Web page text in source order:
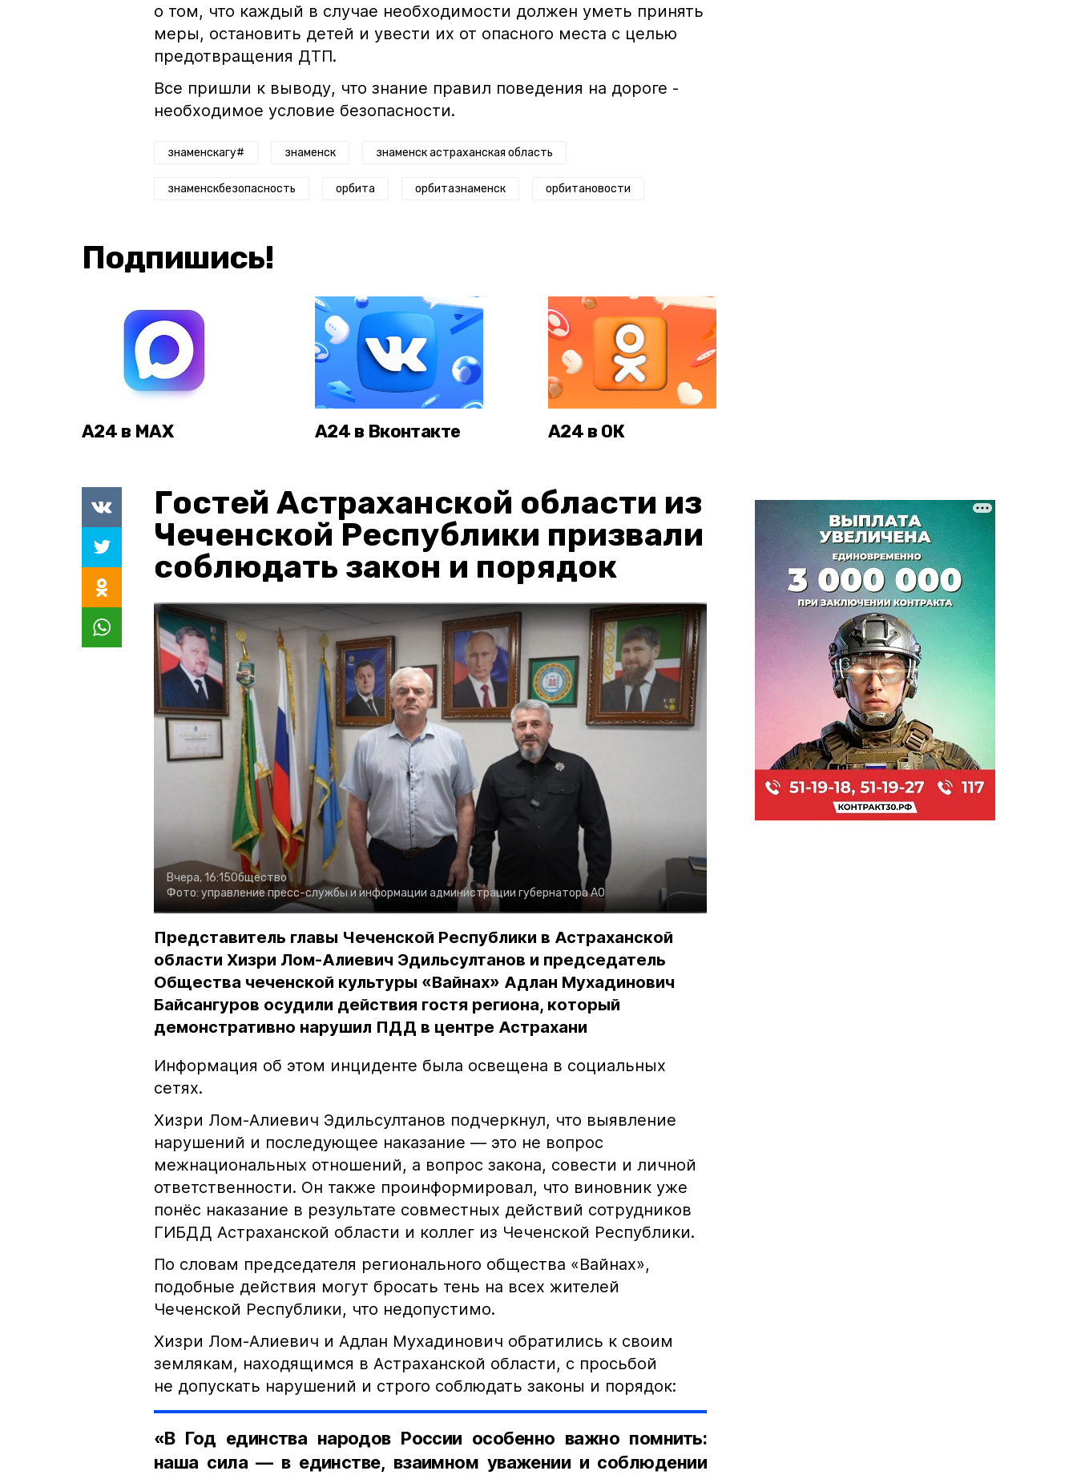
о том, что каждый в случае необходимости должен уметь принять
меры, остановить детей и увести их от опасного места с целью
предотвращения ДТП.
Все пришли к выводу, что знание правил поведения на дороге -
необходимое условие безопасности.
знаменскагу# знаменск знаменск астраханская область
знаменскбезопасность орбита орбитазнаменск орбитановости
Подпишись!
А24 в MAX А24 в Вконтакте А24 в ОК
Гостей Астраханской области из
Чеченской Республики призвали
соблюдать закон и порядок
Вчера, 16:15Общество
Фото: управление пресс-службы и информации администрации губернатора АО
Представитель главы Чеченской Республики в Астраханской
области Хизри Лом-Алиевич Эдильсултанов и председатель
Общества чеченской культуры «Вайнах» Адлан Мухадинович
Байсангуров осудили действия гостя региона, который
демонстративно нарушил ПДД в центре Астрахани
Информация об этом инциденте была освещена в социальных
сетях.
Хизри Лом-Алиевич Эдильсултанов подчеркнул, что выявление
нарушений и последующее наказание — это не вопрос
межнациональных отношений, а вопрос закона, совести и личной
ответственности. Он также проинформировал, что виновник уже
понёс наказание в результате совместных действий сотрудников
ГИБДД Астраханской области и коллег из Чеченской Республики.
По словам председателя регионального общества «Вайнах»,
подобные действия могут бросать тень на всех жителей
Чеченской Республики, что недопустимо.
Хизри Лом-Алиевич и Адлан Мухадинович обратились к своим
землякам, находящимся в Астраханской области, с просьбой
не допускать нарушений и строго соблюдать законы и порядок:
«В Год единства народов России особенно важно помнить:
наша сила — в единстве, взаимном уважении и соблюдении